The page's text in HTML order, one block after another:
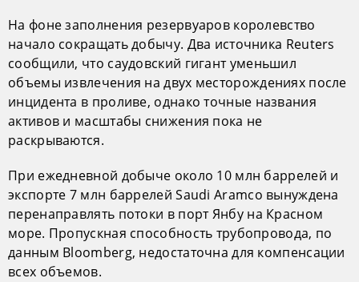
На фоне заполнения резервуаров королевство
начало сокращать добычу. Два источника Reuters
сообщили, что саудовский гигант уменьшил
объемы извлечения на двух месторождениях после
инцидента в проливе, однако точные названия
активов и масштабы снижения пока не
раскрываются.
При ежедневной добыче около 10 млн баррелей и
экспорте 7 млн баррелей Saudi Aramco вынуждена
перенаправлять потоки в порт Янбу на Красном
море. Пропускная способность трубопровода, по
данным Bloomberg, недостаточна для компенсации
всех объемов.